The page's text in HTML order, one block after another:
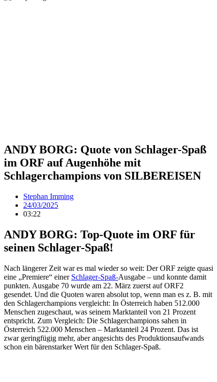
ANDY BORG: Quote von Schlager-Spaß
im ORF auf Augenhöhe mit
Schlagerchampions von SILBEREISEN
Stephan Imming
24/03/2025
03:22
ANDY BORG: Top-Quote im ORF für
seinen Schlager-Spaß!
Nach längerer Zeit war es mal wieder so weit: Der ORF zeigte quasi
eine „Premiere“ einer Schlager-Spaß-Ausgabe – und konnte damit
punkten. Ausgabe 70 wurde am 22. März zuerst auf ORF2
gesendet. Und die Quoten waren absolut top, wenn man es z. B. mit
den Schlagerchampions vergleicht: In Österreich haben 512.000
Menschen zugeschaut, was seinem Marktanteil von 21 Prozent
entspricht. Zum Vergleich: Die Schlagerchampions sahen in
Österreich 522.000 Menschen – Marktanteil 24 Prozent. Das ist
zwar geringfügig mehr, aber angesichts des Produktionsaufwands
schon ein bärenstarker Wert für den Schlager-Spaß.